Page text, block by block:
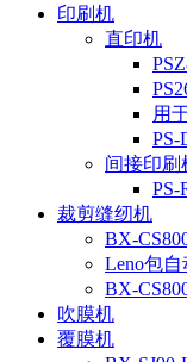
印刷机
直印机
用
PS-
间接印刷
PS-
裁剪缝纫机
BX-
Leno包
BX-
吹膜机
覆膜机